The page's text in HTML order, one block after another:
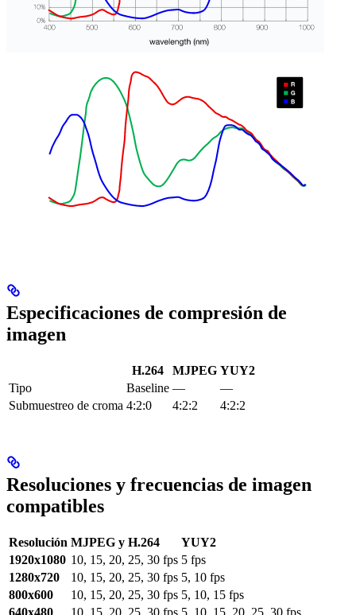
Especificaciones de compresión de
imagen
H.264 MJPEG YUY2
Tipo
Baseline —
—
Submuestreo de croma 4:2:0 4:2:2 4:2:2
Resoluciones y frecuencias de imagen
compatibles
Resolución MJPEG y H.264
YUY2
1920x1080 10, 15, 20, 25, 30 fps 5 fps
1280x720
10, 15, 20, 25, 30 fps 5, 10 fps
800x600
10, 15, 20, 25, 30 fps 5, 10, 15 fps
640x480
10, 15, 20, 25, 30 fps 5, 10, 15, 20, 25, 30 fps